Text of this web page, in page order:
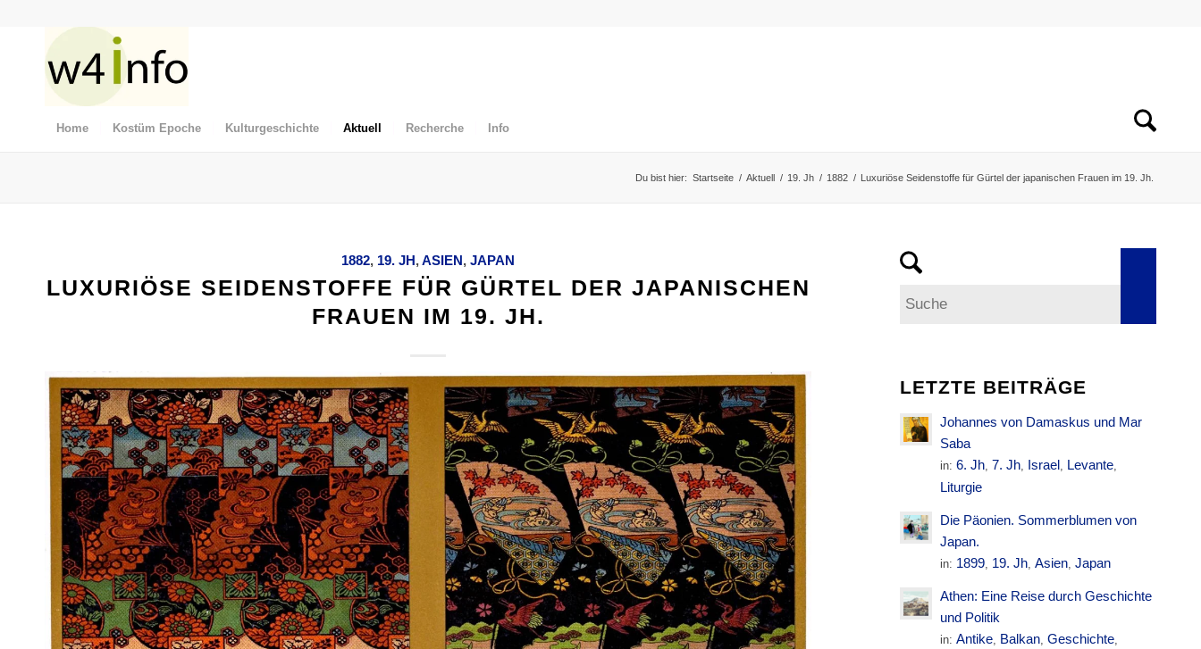
Home Kostüm Epoche Kulturgeschichte Aktuell Recherche Info
Du bist hier: Startseite / Aktuell / 19. Jh / 1882 / Luxuriöse Seidenstoffe für Gürtel der japanischen Frauen im 19. Jh.
1882, 19. JH,ASIEN,JAPAN
LUXURIÖSE SEIDENSTOFFE FÜR GÜRTEL DER JAPANISCHEN
FRAUEN IM 19. JH.
LETZTE BEITRÄGE
Johannes von Damaskus und Mar
Saba
in:6. Jh, 7. Jh, Israel, Levante,
Liturgie
Die Päonien. Sommerblumen von
Japan.
in: 1899, 19. Jh,Asien,Japan
Athen: Eine Reise durch Geschichte
und Politik
in:Antike, Balkan,Geschichte,